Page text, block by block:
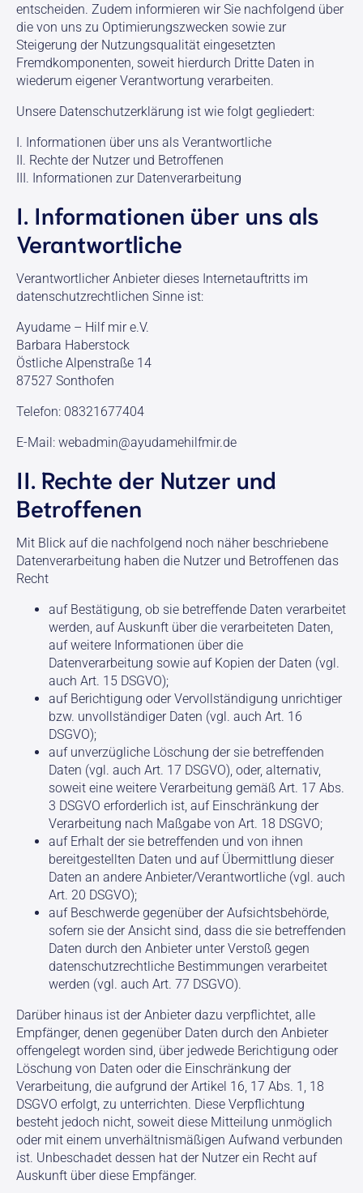
entscheiden. Zudem informieren wir Sie nachfolgend über
die von uns zu Optimierungszwecken sowie zur
Steigerung der Nutzungsqualität eingesetzten
Fremdkomponenten, soweit hierdurch Dritte Daten in
wiederum eigener Verantwortung verarbeiten.
Unsere Datenschutzerklärung ist wie folgt gegliedert:
I. Informationen über uns als Verantwortliche
II. Rechte der Nutzer und Betroffenen
III. Informationen zur Datenverarbeitung
I. Informationen über uns als
Verantwortliche
Verantwortlicher Anbieter dieses Internetauftritts im
datenschutzrechtlichen Sinne ist:
Ayudame – Hilf mir e.V.
Barbara Haberstock
Östliche Alpenstraße 14
87527 Sonthofen
Telefon: 08321677404
E-Mail: webadmin@ayudamehilfmir.de
II. Rechte der Nutzer und
Betroffenen
Mit Blick auf die nachfolgend noch näher beschriebene
Datenverarbeitung haben die Nutzer und Betroffenen das
Recht
auf Bestätigung, ob sie betreffende Daten verarbeitet
werden, auf Auskunft über die verarbeiteten Daten,
auf weitere Informationen über die
Datenverarbeitung sowie auf Kopien der Daten (vgl.
auch Art. 15 DSGVO);
auf Berichtigung oder Vervollständigung unrichtiger
bzw. unvollständiger Daten (vgl. auch Art. 16
DSGVO);
auf unverzügliche Löschung der sie betreffenden
Daten (vgl. auch Art. 17 DSGVO), oder, alternativ,
soweit eine weitere Verarbeitung gemäß Art. 17 Abs.
3 DSGVO erforderlich ist, auf Einschränkung der
Verarbeitung nach Maßgabe von Art. 18 DSGVO;
auf Erhalt der sie betreffenden und von ihnen
bereitgestellten Daten und auf Übermittlung dieser
Daten an andere Anbieter/Verantwortliche (vgl. auch
Art. 20 DSGVO);
auf Beschwerde gegenüber der Aufsichtsbehörde,
sofern sie der Ansicht sind, dass die sie betreffenden
Daten durch den Anbieter unter Verstoß gegen
datenschutzrechtliche Bestimmungen verarbeitet
werden (vgl. auch Art. 77 DSGVO).
Darüber hinaus ist der Anbieter dazu verpflichtet, alle
Empfänger, denen gegenüber Daten durch den Anbieter
offengelegt worden sind, über jedwede Berichtigung oder
Löschung von Daten oder die Einschränkung der
Verarbeitung, die aufgrund der Artikel 16, 17 Abs. 1, 18
DSGVO erfolgt, zu unterrichten. Diese Verpflichtung
besteht jedoch nicht, soweit diese Mitteilung unmöglich
oder mit einem unverhältnismäßigen Aufwand verbunden
ist. Unbeschadet dessen hat der Nutzer ein Recht auf
Auskunft über diese Empfänger.